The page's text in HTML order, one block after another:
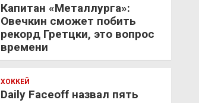
Капитан «Металлурга»:
Овечкин сможет побить
рекорд Гретцки, это вопрос
времени
ХОККЕЙ
Daily Faceoff назвал пять